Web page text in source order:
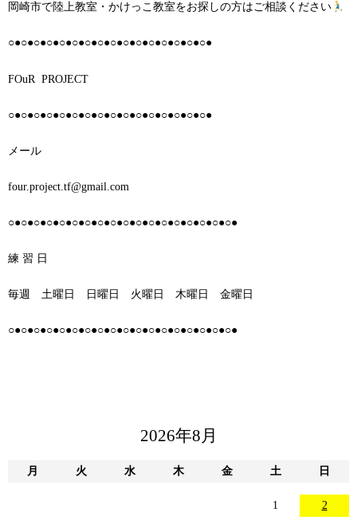
岡崎市で陸上教室・かけっこ教室をお探しの方はご相談ください
○●○●○●○●○●○●○●○●○●○●○●○●○●○●○●○●
FOuR PROJECT
○●○●○●○●○●○●○●○●○●○●○●○●○●○●○●○●
メール
four.project.tf@gmail.com
○●○●○●○●○●○●○●○●○●○●○●○●○●○●○●○●○●○●
練 習 日
毎週 土曜日 日曜日 火曜日 木曜日 金曜日
○●○●○●○●○●○●○●○●○●○●○●○●○●○●○●○●○●○●
2026年8月
月 火 水 木 金 土 日
1 2